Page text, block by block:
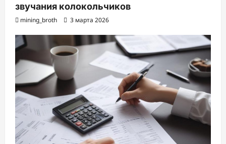
звучания колокольчиков
mining_broth 3 марта 2026